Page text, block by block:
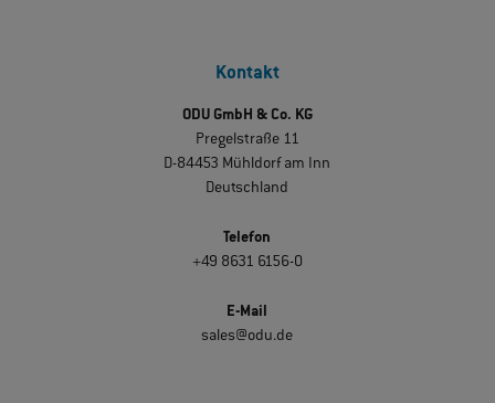
Kontakt
ODU GmbH & Co. KG
Pregelstraße 11
D-84453 Mühldorf am Inn
Deutschland
Telefon
+49 8631 6156-0
E-Mail
sales@odu.de